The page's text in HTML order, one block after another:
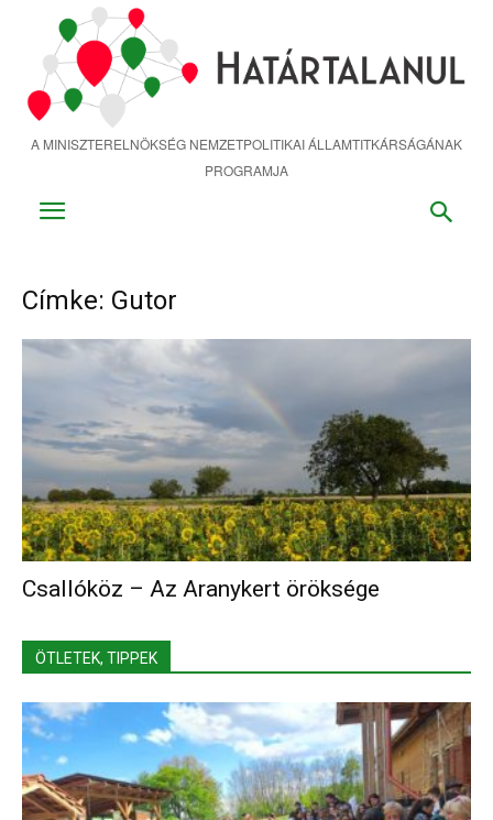
tartalomra
A MINISZTERELNÖKSÉG NEMZETPOLITIKAI ÁLLAMTITKÁRSÁGÁNAK
PROGRAMJA
Címke: Gutor
Csallóköz – Az Aranykert öröksége
ÖTLETEK, TIPPEK